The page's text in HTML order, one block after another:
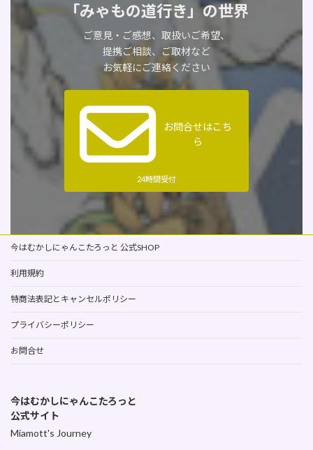
「みゃもの道行き」の世界
ご意見・ご感想、取扱いご希望、
提携ご相談、ご取材など
お気軽にご連絡ください
お問合せはこち
ら
24時間受付
今はむかしにゃんこたろっと 公式SHOP
利用規約
特商法表記とキャンセルポリシー
プライバシーポリシー
お問合せ
今はむかしにゃんこたろっと
公式サイト
Miamott's Journey